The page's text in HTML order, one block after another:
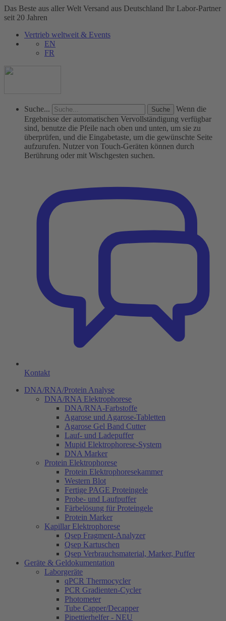
Das Beste aus aller Welt Versand aus Deutschland Ihr Labor-Partner
seit 20 Jahren
Vertrieb weltweit & Events
EN
FR
Suche...
Wenn die
Ergebnisse der automatischen Vervollständigung verfügbar
sind, benutze die Pfeile nach oben und unten, um sie zu
überprüfen, und die Eingabetaste, um die gewünschte Seite
aufzurufen. Nutzer von Touch-Geräten können durch
Berührung oder mit Wischgesten suchen.
Kontakt
DNA/RNA/Protein Analyse
DNA/RNA Elektrophorese
DNA/RNA-Farbstoffe
Agarose und Agarose-Tabletten
Agarose Gel Band Cutter
Lauf- und Ladepuffer
Mupid Elektrophorese-System
DNA Marker
Protein Elektrophorese
Protein Elektrophoresekammer
Western Blot
Fertige PAGE Proteingele
Probe- und Laufpuffer
Färbelösung für Proteingele
Protein Marker
Kapillar Elektrophorese
Qsep Fragment-Analyzer
Qsep Kartuschen
Qsep Verbrauchsmaterial, Marker, Puffer
Geräte & Geldokumentation
Laborgeräte
qPCR Thermocycler
PCR Gradienten-Cycler
Photometer
Tube Capper/Decapper
Pipettierhelfer - NEU